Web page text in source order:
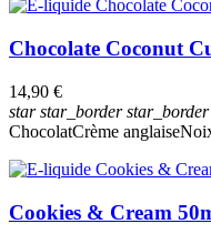
Chocolate Coconut
14,90 €
starstar_borderstar_border
ChocolatCrème anglaise
Cookies & Cream